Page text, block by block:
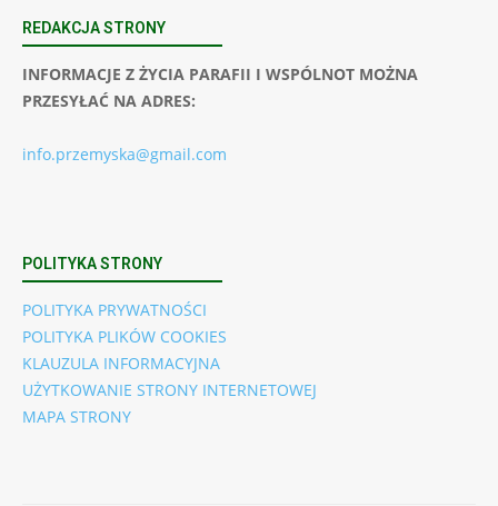
REDAKCJA STRONY
INFORMACJE Z ŻYCIA PARAFII I WSPÓLNOT MOŻNA
PRZESYŁAĆ NA ADRES:
info.przemyska@gmail.com
POLITYKA STRONY
POLITYKA PRYWATNOŚCI
POLITYKA PLIKÓW COOKIES
KLAUZULA INFORMACYJNA
UŻYTKOWANIE STRONY INTERNETOWEJ
MAPA STRONY